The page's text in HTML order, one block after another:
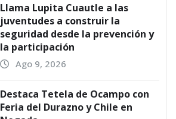
Llama Lupita Cuautle a las
juventudes a construir la
seguridad desde la prevención y
la participación
Ago 9, 2026
Destaca Tetela de Ocampo con
Feria del Durazno y Chile en